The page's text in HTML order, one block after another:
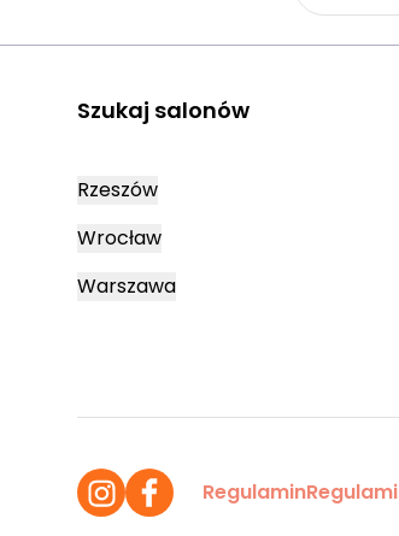
Szukaj salonów
Rzeszów
Wrocław
Warszawa
Regulamin